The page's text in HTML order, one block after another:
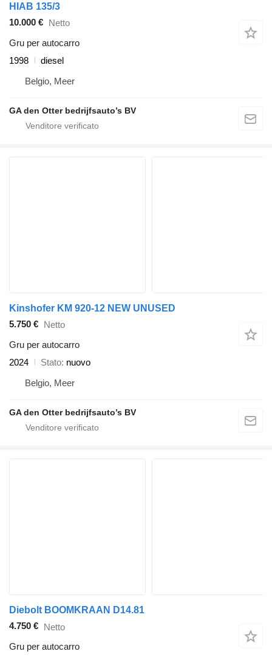
HIAB 135/3
10.000 € Netto
Gru per autocarro
1998
diesel
Belgio, Meer
GA den Otter bedrijfsauto’s BV
Kinshofer KM 920-12 NEW UNUSED
5.750 € Netto
Gru per autocarro
2024
Stato nuovo
Belgio, Meer
GA den Otter bedrijfsauto’s BV
Diebolt BOOMKRAAN D14.81
4.750 € Netto
Gru per autocarro